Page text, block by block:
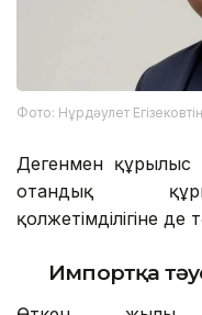
Фото: Нұрдәулет
Дегенмен құрылыс
отандық
қолжетімділігіне де
Импортқа